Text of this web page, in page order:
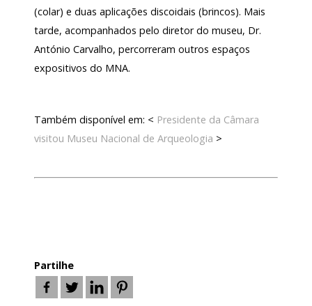
(colar) e duas aplicações discoidais (brincos). Mais
tarde, acompanhados pelo diretor do museu, Dr.
António Carvalho, percorreram outros espaços
expositivos do MNA.
Também disponível em: < Presidente da Câmara
visitou Museu Nacional de Arqueologia >
Partilhe